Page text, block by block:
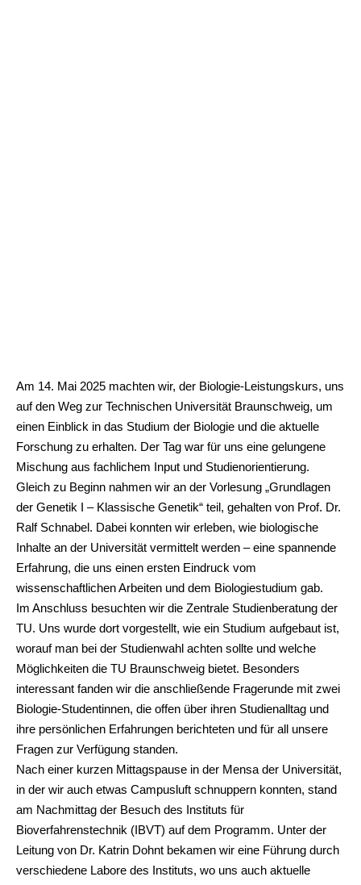
Am 14. Mai 2025 machten wir, der Biologie-Leistungskurs, uns
auf den Weg zur Technischen Universität Braunschweig, um
einen Einblick in das Studium der Biologie und die aktuelle
Forschung zu erhalten. Der Tag war für uns eine gelungene
Mischung aus fachlichem Input und Studienorientierung.
Gleich zu Beginn nahmen wir an der Vorlesung „Grundlagen
der Genetik I – Klassische Genetik“ teil, gehalten von Prof. Dr.
Ralf Schnabel. Dabei konnten wir erleben, wie biologische
Inhalte an der Universität vermittelt werden – eine spannende
Erfahrung, die uns einen ersten Eindruck vom
wissenschaftlichen Arbeiten und dem Biologiestudium gab.
Im Anschluss besuchten wir die Zentrale Studienberatung der
TU. Uns wurde dort vorgestellt, wie ein Studium aufgebaut ist,
worauf man bei der Studienwahl achten sollte und welche
Möglichkeiten die TU Braunschweig bietet. Besonders
interessant fanden wir die anschließende Fragerunde mit zwei
Biologie-Studentinnen, die offen über ihren Studienalltag und
ihre persönlichen Erfahrungen berichteten und für all unsere
Fragen zur Verfügung standen.
Nach einer kurzen Mittagspause in der Mensa der Universität,
in der wir auch etwas Campusluft schnuppern konnten, stand
am Nachmittag der Besuch des Instituts für
Bioverfahrenstechnik (IBVT) auf dem Programm. Unter der
Leitung von Dr. Katrin Dohnt bekamen wir eine Führung durch
verschiedene Labore des Instituts, wo uns auch aktuelle